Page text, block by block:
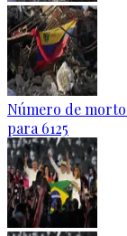
Número de
para 6125